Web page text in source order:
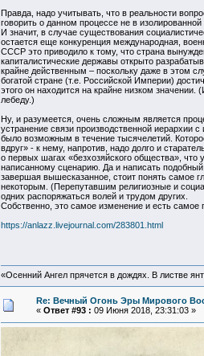
Правда, надо учитывать, что в реальности
говорить о данном процессе не в
И значит, в случае существования
остается еще конкуренция международная,
СССР это приводило к тому, что страна
капиталистические державы открыто
крайне действенным – поскольку даже в этом
богатой стране (т.е. Российской Империи)
этого он находится на крайне низком
лебеду.)
Ну, и разумеется, очень сложным является
устранение связи производственной иерархии
было возможным в течение тысячелетий.
вдруг» - к нему, напротив, надо долго и
о первых шагах «безхозяйского общества», что
написанному сценарию. Да и написать
завершая вышесказанное, стоит понять самое
некоторым. (Перепутавшим религиозные и
одних распоряжаться волей и трудом других.
Собственно, это самое изменение и есть самое
https://anlazz.livejournal.com/283801.html
«Осенний Ангел прячется в дождях. В листве
Re: Вечный Огонь Эры Мирового
« Ответ #93 : 09 Июня 2018, 23:31:03 »